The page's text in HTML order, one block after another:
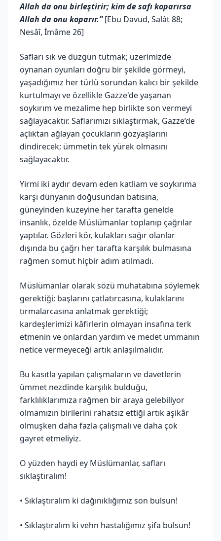
Allah da onu birleştirir; kim de safı koparırsa
Allah da onu koparır.”[Ebu Davud, Salât 88;
Nesâî, İmâme 26]
Safları sık ve düzgün tutmak; üzerimizde
oynanan oyunları doğru bir şekilde görmeyi,
yaşadığımız her türlü sorundan kalıcı bir şekilde
kurtulmayı ve özellikle Gazze'de yaşanan
soykırım ve mezalime hep birlikte son vermeyi
sağlayacaktır. Saflarımızı sıklaştırmak, Gazze’de
açlıktan ağlayan çocukların gözyaşlarını
dindirecek; ümmetin tek yürek olmasını
sağlayacaktır.
Yirmi iki aydır devam eden katliam ve soykırıma
karşı dünyanın doğusundan batısına,
güneyinden kuzeyine her tarafta genelde
insanlık, özelde Müslümanlar toplanıp çağrılar
yaptılar. Gözleri kör, kulakları sağır olanlar
dışında bu çağrı her tarafta karşılık bulmasına
rağmen somut hiçbir adım atılmadı.
Müslümanlar olarak sözü muhatabına söylemek
gerektiği; başlarını çatlatırcasına, kulaklarını
tırmalarcasına anlatmak gerektiği;
kardeşlerimizi kâfirlerin olmayan insafına terk
etmenin ve onlardan yardım ve medet ummanın
netice vermeyeceği artık anlaşılmalıdır.
Bu kasıtla yapılan çalışmaların ve davetlerin
ümmet nezdinde karşılık bulduğu,
farklılıklarımıza rağmen bir araya gelebiliyor
olmamızın birilerini rahatsız ettiği artık aşikâr
olmuşken daha fazla çalışmalı ve daha çok
gayret etmeliyiz.
O yüzden haydi ey Müslümanlar, safları
sıklaştıralım!
• Sıklaştıralım ki dağınıklığımız son bulsun!
• Sıklaştıralım ki vehn hastalığımız şifa bulsun!